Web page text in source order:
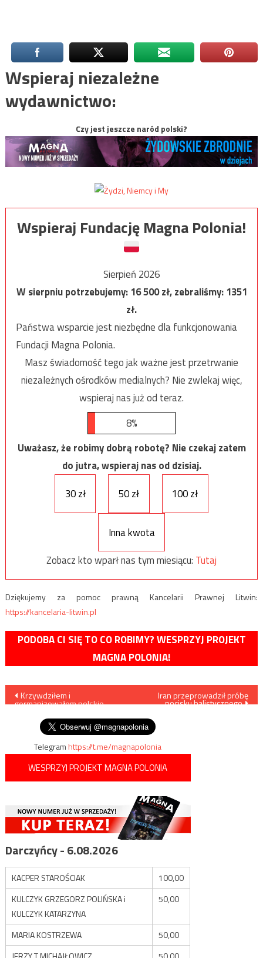
Wspieraj niezależne
wydawnictwo:
Czy jest jeszcze naród polski?
Wspieraj Fundację Magna Polonia!
Sierpień 2026
W sierpniu potrzebujemy:16 500zł, zebraliśmy:1351
zł.
Państwa wsparcie jest niezbędne dla funkcjonowania
Fundacji Magna Polonia.
Masz świadomość tego jak ważne jest przetrwanie
niezależnych ośrodków medialnych? Nie zwlekaj więc,
wspieraj nas już od teraz.
8%
Uważasz, że robimy dobrą robotę? Nie czekaj zatem
do jutra, wspieraj nas od dzisiaj.
30 zł
50 zł 100 zł
Inna kwota
Zobacz kto wparł nas tym miesiącu: Tutaj
Dziękujemy za pomoc prawną Kancelarii Prawnej Litwin:
https://kancelaria-litwin.pl
PODOBA CI SIĘ TO CO ROBIMY? WESPRZYJ PROJEKT
MAGNA POLONIA!
Nawigacja
wpisu
Krzywdziłem i
germanizowałem polskie
Iran przeprowadził próbę
pocisku balistycznego
Telegramhttps://t.me/magnapolonia
WESPRZYJ PROJEKT MAGNA POLONIA
Darczyńcy - 6.08.2026
KACPER STAROŚCIAK
100,00
KULCZYK GRZEGORZ POLIŃSKA i
KULCZYK KATARZYNA
50,00
MARIA KOSTRZEWA
50,00